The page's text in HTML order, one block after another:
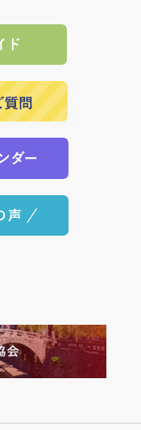
直送いたしますの
ります。
当協会までご注文
した後で、商品を
「楽天ペイ」を指
にてお送りいたし
合は、ご指定の日